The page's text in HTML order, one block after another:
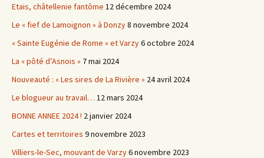
Etais, châtellenie fantôme 12 décembre 2024
Le « fief de Lamoignon » à Donzy8 novembre 2024
« Sainte Eugénie de Rome » et Varzy6 octobre 2024
La « pôté d’Asnois » 7 mai 2024
Nouveauté : « Les sires de La Rivière » 24 avril 2024
Le blogueur au travail… 12 mars 2024
BONNE ANNEE 2024 ! 2 janvier 2024
Cartes et territoires 9 novembre 2023
Villiers-le-Sec, mouvant de Varzy6 novembre 2023